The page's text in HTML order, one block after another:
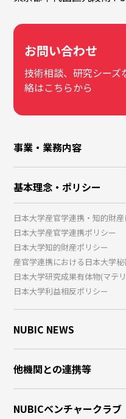
お問い合わせ
技術相談、研究シーズ
絡はこちらから
事業・業務内容
基本理念・ポリシー
日本大学産官学連携・知的財
日本大学産官学連携ポリシー
日本大学知的財産ポリシー
産官学連携における日本大学
日本大学研究成果有体物(マテ
日本大学利益相反ポリシー
NUBIC NEWS
他機関との連携等
NUBICベンチャークラブ